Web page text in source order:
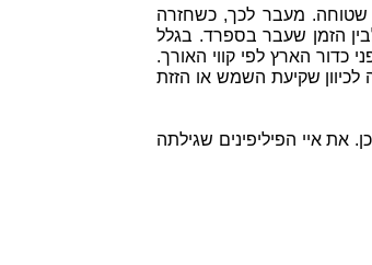
שטוחה. מעבר לכך, כשחזרה
הזמן שעבר בספרד. בגלל
הארץ לפי קווי האורך.
לכיוון שקיעת השמש או הזזת
איי הפיליפינים שגילתה